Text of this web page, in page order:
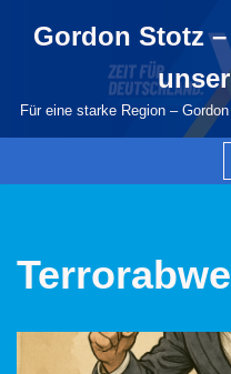
springen
Gordon Stotz
Für eine starke Region –